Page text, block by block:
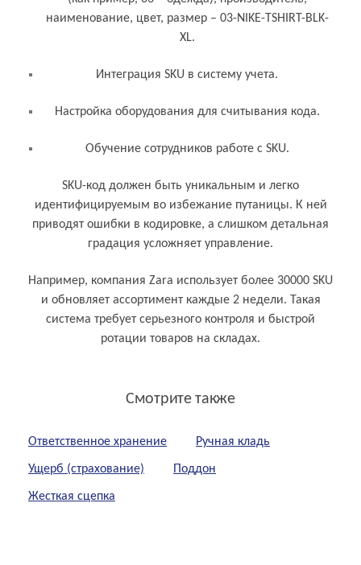
наименование, цвет, размер – 03-NIKE-TSHIRT-BLK-
XL.
Интеграция SKU в систему учета.
Настройка оборудования для считывания кода.
Обучение сотрудников работе с SKU.
SKU-код должен быть уникальным и легко
идентифицируемым во избежание путаницы. К ней
приводят ошибки в кодировке, а слишком детальная
градация усложняет управление.
Например, компания Zara использует более 30000 SKU
и обновляет ассортимент каждые 2 недели. Такая
система требует серьезного контроля и быстрой
ротации товаров на складах.
Смотрите также
Ответственное хранение Ручная кладь
Ущерб (страхование) Поддон
Жесткая сцепка